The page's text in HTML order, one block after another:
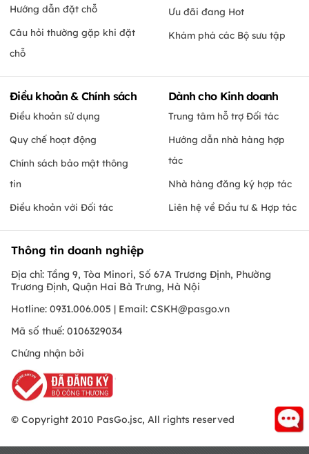
Hướng dẫn đặt chỗ
Câu hỏi thường gặp khi đặt
chỗ
Ưu đãi đang Hot
Khám phá các Bộ sưu tập
Điều khoản & Chính sách
Điều khoản sử dụng
Quy chế hoạt động
Chính sách bảo mật thông
tin
Điều khoản với Đối tác
Dành cho Kinh doanh
Trung tâm hỗ trợ Đối tác
Hướng dẫn nhà hàng hợp
tác
Nhà hàng đăng ký hợp tác
Liên hệ về Đầu tư & Hợp tác
Thông tin doanh nghiệp
Địa chỉ: Tầng 9, Tòa Minori, Số 67A Trương Định, Phường
Trương Định, Quận Hai Bà Trưng, Hà Nội
Hotline: 0931.006.005 | Email: CSKH@pasgo.vn
Mã số thuế: 0106329034
Chứng nhận bởi
© Copyright 2010 PasGo.jsc, All rights reserved